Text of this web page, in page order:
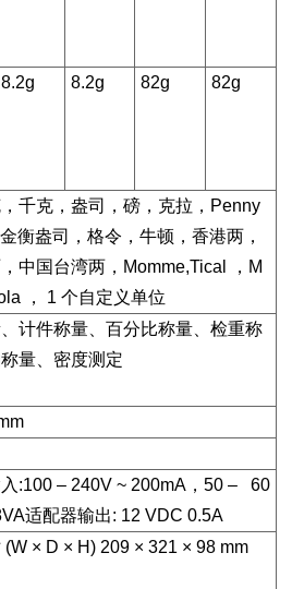
8.2g 8.2g 82g 82g
千克，盎司，磅，克拉，Penny
衡盎司，格令，牛顿，香港两，
中国台湾两，Momme,Tical ，M
， 1 个自定义单位
计件称量、百分比称量、检重称
量、密度测定
:100 – 240V ~ 200mA，50 – 60
适配器输出: 12 VDC 0.5A
(W × D × H) 209 × 321 × 98 mm